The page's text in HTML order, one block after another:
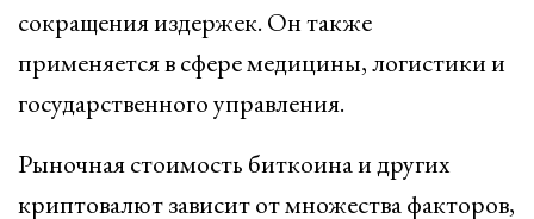
сокращения издержек. Он также
применяется в сфере медицины, логистики и
государственного управления.
Рыночная стоимость биткоина и других
криптовалют зависит от множества факторов,